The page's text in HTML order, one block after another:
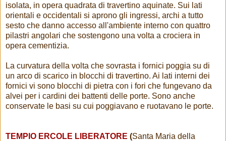
isolata, in opera quadrata di travertino aquinate. Sui lati
orientali e occidentali si aprono gli ingressi, archi a tutto
sesto che danno accesso all'ambiente interno con quattro
pilastri angolari che sostengono una volta a crociera in
opera cementizia.
La curvatura della volta che sovrasta i fornici poggia su di
un arco di scarico in blocchi di travertino. Ai lati interni dei
fornici vi sono blocchi di pietra con i fori che fungevano da
alvei per i cardini dei battenti delle porte. Sono anche
conservate le basi su cui poggiavano e ruotavano le porte.
TEMPIO ERCOLE LIBERATORE (Santa Maria della